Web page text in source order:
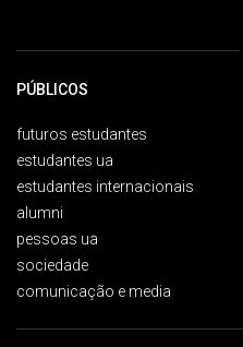
PÚBLICOS
futuros estudantes
estudantes ua
estudantes internacionais
alumni
pessoas ua
sociedade
comunicação e media